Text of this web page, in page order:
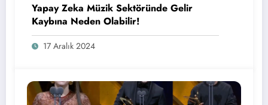
Yapay Zeka Müzik Sektöründe Gelir
Kaybına Neden Olabilir!
17 Aralık 2024